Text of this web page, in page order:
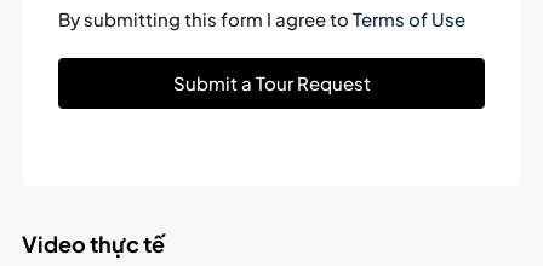
By submitting this form I agree to Terms of Use
Submit a Tour Request
Video thực tế